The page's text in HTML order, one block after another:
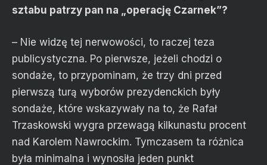
sztabu patrzy pan na „operację Czarnek”?
– Nie widzę tej nerwowości, to raczej teza
publicystyczna. Po pierwsze, jeżeli chodzi o
sondaże, to przypominam, że trzy dni przed
pierwszą turą wyborów prezydenckich były
sondaże, które wskazywały na to, że Rafał
Trzaskowski wygra przewagą kilkunastu procent
nad Karolem Nawrockim. Tymczasem ta różnica
była minimalna i wynosiła jeden punkt